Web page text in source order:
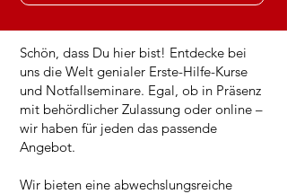
Schön, dass Du hier bist! Entdecke bei
uns die Welt genialer Erste-Hilfe-Kurse
und Notfallseminare. Egal, ob in Präsenz
mit behördlicher Zulassung oder online –
wir haben für jeden das passende
Angebot.
Wir bieten eine abwechslungsreiche